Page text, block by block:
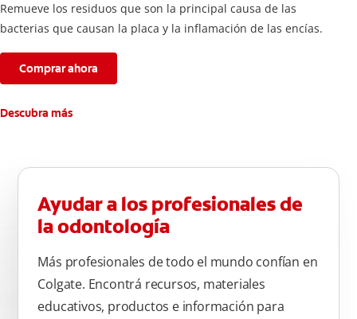
Remueve los residuos que son la principal causa de las
bacterias que causan la placa y la inflamación de las encías.
Comprar ahora
Descubra más
Ayudar a los profesionales de
la odontología
Más profesionales de todo el mundo confían en
Colgate. Encontrá recursos, materiales
educativos, productos e información para